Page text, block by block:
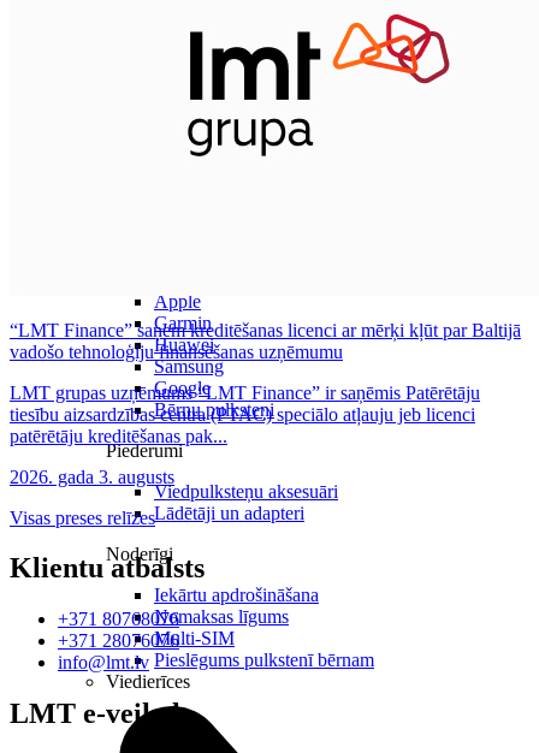
Apple
Garmin
Huawei
Samsung
Google
Bērnu pulksteņi
Piederumi
Viedpulksteņu aksesuāri
Lādētāji un adapteri
Noderīgi
Iekārtu apdrošināšana
Nomaksas līgums
Multi-SIM
Pieslēgums pulkstenī bērnam
Viedierīces
“LMT Finance” saņem kreditēšanas licenci ar mērķi kļūt par Baltijā
vadošo tehnoloģiju finansēšanas uzņēmumu
LMT grupas uzņēmums “LMT Finance” ir saņēmis Patērētāju
tiesību aizsardzības centra (PTAC) speciālo atļauju jeb licenci
patērētāju kreditēšanas pak...
2026. gada 3. augusts
Visas preses relīzes
Klientu atbalsts
+371 80768076
+371 28076076
info@lmt.lv
LMT e-veikals